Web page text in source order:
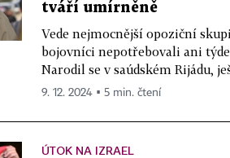
tváří umírněně
Vede nejmocnější opoziční
bojovníci nepotřebovali ani
Narodil se v saúdském Rijádu,
9. 12. 2024 ▪ 5 min. čtení
ÚTOK NA IZRAEL